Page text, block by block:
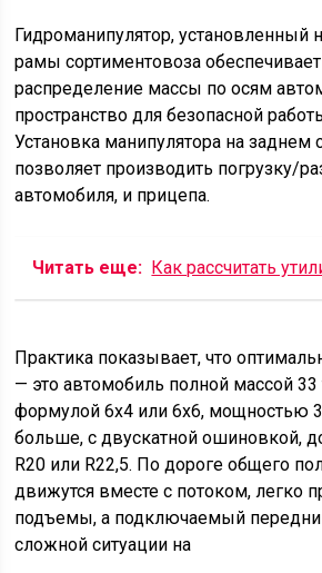
Гидроманипулятор, установленный
рамы сортиментовоза
распределение массы по осям
пространство для безопасной
Установка манипулятора на
позволяет производить погрузку/
автомобиля, и прицепа.
Читать еще: Как рассчитать
Практика показывает, что
— это автомобиль полной массой 33
формулой 6х4 или 6х6, мощностью
больше, с двускатной ошиновкой,
R20 или R22,5. По дороге общего
движутся вместе с потоком, легко
подъемы, а подключаемый
сложной ситуации на